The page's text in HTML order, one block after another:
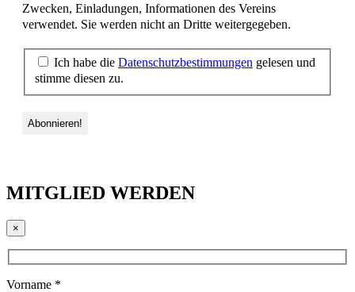
Zwecken, Einladungen, Informationen des Vereins
verwendet. Sie werden nicht an Dritte weitergegeben.
Ich habe die Datenschutzbestimmungen gelesen und
stimme diesen zu.
MITGLIED WERDEN
×
Vorname *